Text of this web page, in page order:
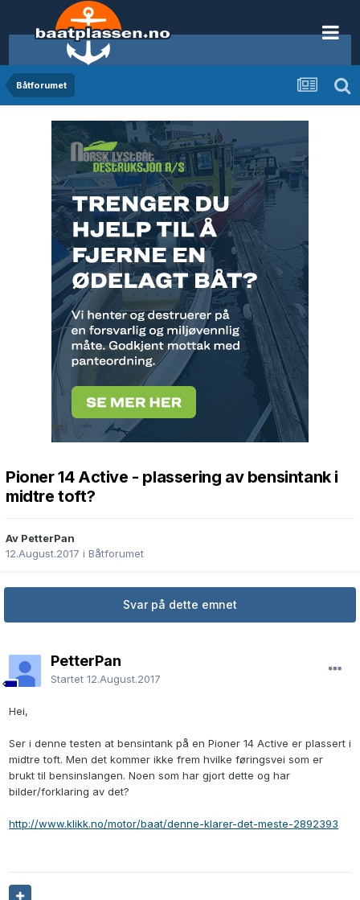
Båtforumet
Pioner 14 Active - plassering av bensintank i
midtre toft?
Av PetterPan
12.August.2017 i Båtforumet
Svar på dette emnet
PetterPan
Startet 12.August.2017
Hei,
Ser i denne testen at bensintank på en Pioner 14 Active er plassert i
midtre toft. Men det kommer ikke frem hvilke føringsvei som er
brukt til bensinslangen. Noen som har gjort dette og har
bilder/forklaring av det?
http://www.klikk.no/motor/baat/denne-klarer-det-meste-2892393